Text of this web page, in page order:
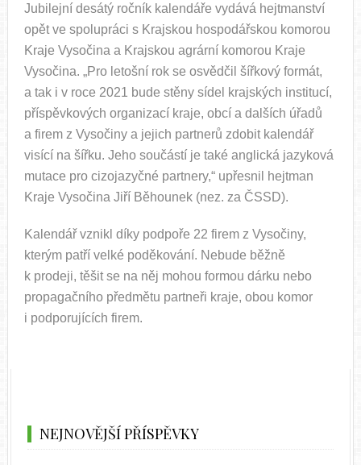
Jubilejní desátý ročník kalendáře vydává hejtmanství
opět ve spolupráci s Krajskou hospodářskou komorou
Kraje Vysočina a Krajskou agrární komorou Kraje
Vysočina. „Pro letošní rok se osvědčil šířkový formát,
a tak i v roce 2021 bude stěny sídel krajských institucí,
příspěvkových organizací kraje, obcí a dalších úřadů
a firem z Vysočiny a jejich partnerů zdobit kalendář
visící na šířku. Jeho součástí je také anglická jazyková
mutace pro cizojazyčné partnery,“ upřesnil hejtman
Kraje Vysočina Jiří Běhounek (nez. za ČSSD).
Kalendář vznikl díky podpoře 22 firem z Vysočiny,
kterým patří velké poděkování. Nebude běžně
k prodeji, těšit se na něj mohou formou dárku nebo
propagačního předmětu partneři kraje, obou komor
i podporujících firem.
NEJNOVĚJŠÍ PŘÍSPĚVKY